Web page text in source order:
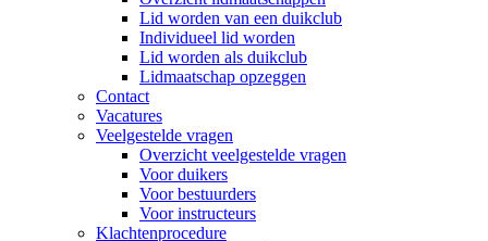
Lid worden van een duikclub
Individueel lid worden
Lid worden als duikclub
Lidmaatschap opzeggen
Contact
Vacatures
Veelgestelde vragen
Overzicht veelgestelde vragen
Voor duikers
Voor bestuurders
Voor instructeurs
Klachtenprocedure